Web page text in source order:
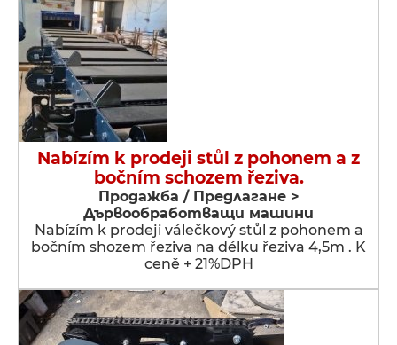
Nabízím k prodeji stůl z pohonem a z
bočním schozem řeziva.
Продажба / Предлагане >
Дървообработващи машини
Nabízím k prodeji válečkový stůl z pohonem a
bočním shozem řeziva na délku řeziva 4,5m . K
ceně + 21%DPH